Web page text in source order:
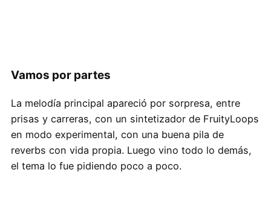
Vamos por partes
La melodía principal apareció por sorpresa, entre
prisas y carreras, con un sintetizador de FruityLoops
en modo experimental, con una buena pila de
reverbs con vida propia. Luego vino todo lo demás,
el tema lo fue pidiendo poco a poco.